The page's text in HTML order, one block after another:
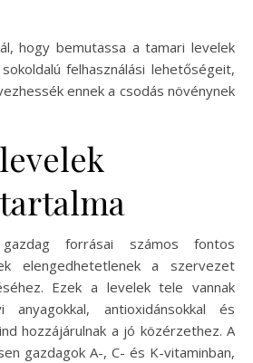
hogy bemutassa a tamari levelek
felhasználási lehetőségeit,
ennek a csodás növénynek
forrásai számos fontos
elengedhetetlenek a szervezet
Ezek a levelek tele vannak
anyagokkal, antioxidánsokkal és
hozzájárulnak a jó közérzethez. A
gazdagok A-, C- és K-vitaminban,